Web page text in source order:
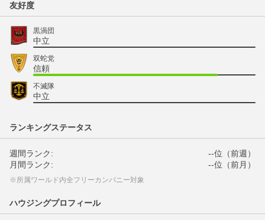
友好度
黒渦団
中立
双蛇党
信頼
不滅隊
中立
ランキングステータス
週間ランク:
--位（前週）
月間ランク:
--位（前月）
※所属ワールド内全フリーカンパニー対象
ハウジングプロフィール